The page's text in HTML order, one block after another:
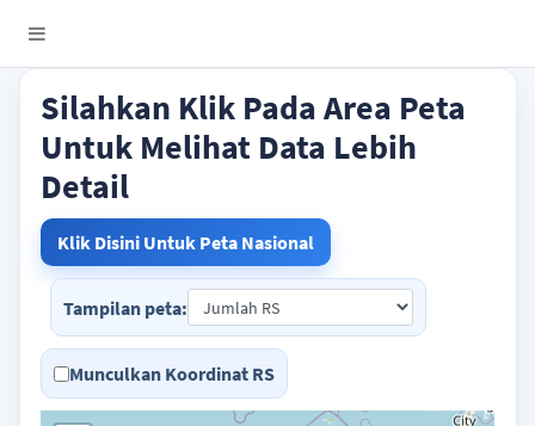
Silahkan Klik Pada Area Peta
Untuk Melihat Data Lebih
Detail
Klik Disini Untuk Peta Nasional
Tampilan peta:
Munculkan Koordinat RS